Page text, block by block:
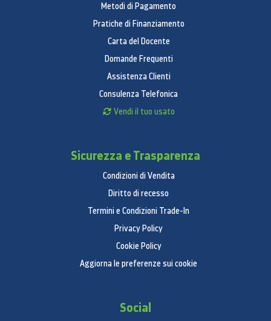
Metodi di Pagamento
Pratiche di Finanziamento
Carta del Docente
Domande Frequenti
Assistenza Clienti
Consulenza Telefonica
Vendi il tuo usato
Sicurezza e Trasparenza
Condizioni di Vendita
Diritto di recesso
Termini e Condizioni Trade-In
Privacy Policy
Cookie Policy
Aggiorna le preferenze sui cookie
Social